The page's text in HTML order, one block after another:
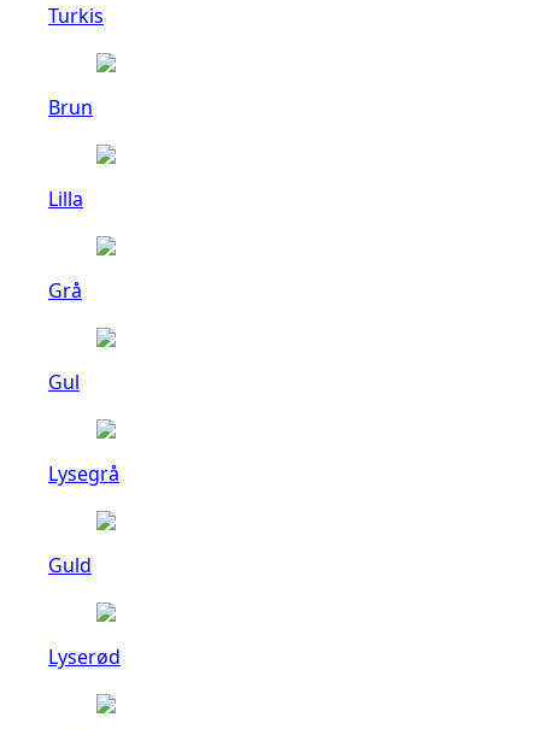
Turkis
Brun
Lilla
Grå
Gul
Lysegrå
Guld
Lyserød